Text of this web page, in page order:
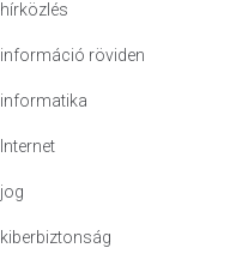
hírközlés
információ röviden
informatika
Internet
jog
kiberbiztonság